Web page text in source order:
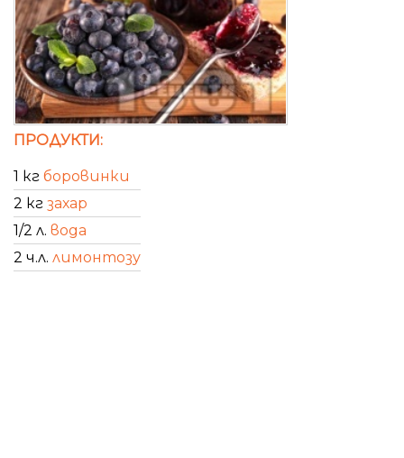
ПРОДУКТИ:
1 кг боровинки
2 кг захар
1/2 л. вода
2 ч.л. лимонтозу